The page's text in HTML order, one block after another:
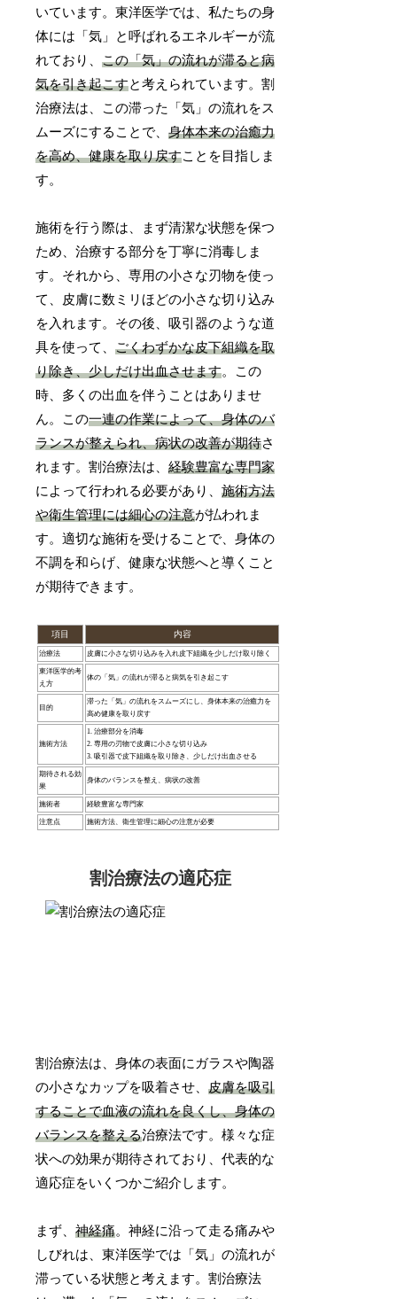
いています。東洋医学では、私たちの身
体には「気」と呼ばれるエネルギーが流
れており、この「気」の流れが滞ると病
気を引き起こすと考えられています。割
治療法は、この滞った「気」の流れをス
ムーズにすることで、身体本来の治癒力
を高め、健康を取り戻すことを目指しま
す。
施術を行う際は、まず清潔な状態を保つ
ため、治療する部分を丁寧に消毒しま
す。それから、専用の小さな刃物を使っ
て、皮膚に数ミリほどの小さな切り込み
を入れます。その後、吸引器のような道
具を使って、ごくわずかな皮下組織を取
り除き、少しだけ出血させます。この
時、多くの出血を伴うことはありませ
ん。この一連の作業によって、身体のバ
ランスが整えられ、病状の改善が期待さ
れます。割治療法は、経験豊富な専門家
によって行われる必要があり、施術方法
や衛生管理には細心の注意が払われま
す。適切な施術を受けることで、身体の
不調を和らげ、健康な状態へと導くこと
が期待できます。
項目 内容
治療法 皮膚に小さな切り込みを入れ皮下組織を少しだけ取り除く
東洋医学的考
え方
体の「気」の流れが滞ると病気を引き起こす
目的
滞った「気」の流れをスムーズにし、身体本来の治癒力を
高め健康を取り戻す
施術方法
1. 治療部分を消毒
2. 専用の刃物で皮膚に小さな切り込み
3. 吸引器で皮下組織を取り除き、少しだけ出血させる
期待される効
果
身体のバランスを整え、病状の改善
施術者 経験豊富な専門家
注意点 施術方法、衛生管理に細心の注意が必要
割治療法の適応症
割治療法は、身体の表面にガラスや陶器
の小さなカップを吸着させ、皮膚を吸引
することで血液の流れを良くし、身体の
バランスを整える治療法です。様々な症
状への効果が期待されており、代表的な
適応症をいくつかご紹介します。
まず、神経痛。神経に沿って走る痛みや
しびれは、東洋医学では「気」の流れが
滞っている状態と考えます。割治療法